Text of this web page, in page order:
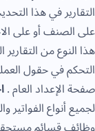
التقارير في هذا
على الصنف أو على
هذا النوع من
التحكم في حقول
صفحة الإعداد العام .
لجميع أنواع الفواتير